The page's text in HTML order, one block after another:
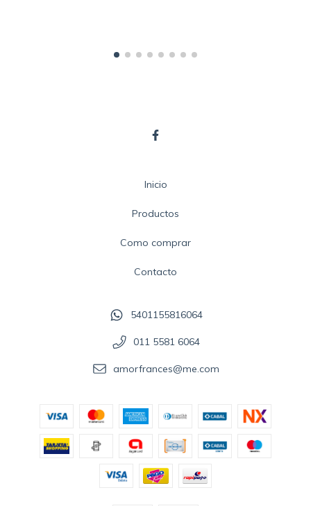
Inicio
Productos
Como comprar
Contacto
5401155816064
011 5581 6064
amorfrances@me.com